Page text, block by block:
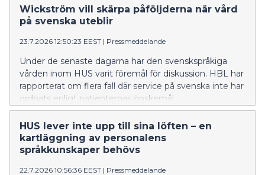
on asetettu etusijalle.
Wickström vill skärpa påföljderna när vård
på svenska uteblir
23.7.2026 12:50:23 EEST | Pressmeddelande
Under de senaste dagarna har den svenskspråkiga
vården inom HUS varit föremål för diskussion. HBL har
rapporterat om flera fall där service på svenska inte har
ordnats enligt patienternas önskemål.
HUS lever inte upp till sina löften – en
kartläggning av personalens
språkkunskaper behövs
22.7.2026 10:56:36 EEST | Pressmeddelande